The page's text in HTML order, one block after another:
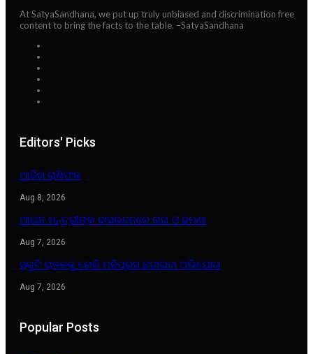
At SatyaSandhana, we put up truly unbiased and discrimination free
content to bring the facts to the table. –SatyaSandhana
Editors' Picks
ଆଜିର ରାଶିଫଳ
Aug 8, 2026
ଆଇନ ମନ୍ତ୍ରୀଙ୍କ ବାସଭବନରେ ନାଗ ଓ ଢମଣା
Aug 7, 2026
ସ୍କୁଟି ଚାଳକକୁ ରୋକି ମନିପ୍ରସ ଛଡାଇବା ଅଭିଯୋଗ
Aug 7, 2026
Popular Posts